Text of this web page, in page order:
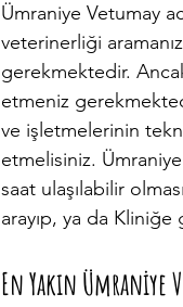
Ümraniye Vetumay
veterinerliği aramanız
gerekmektedir.
etmeniz
ve işletmelerinin
etmelisiniz.
saat ulaşılabilir
arayıp, ya da
En Yakın